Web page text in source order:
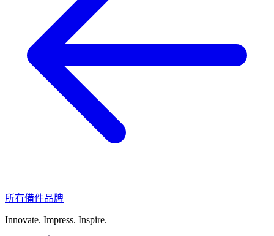
所有備件品牌
Innovate. Impress. Inspire.